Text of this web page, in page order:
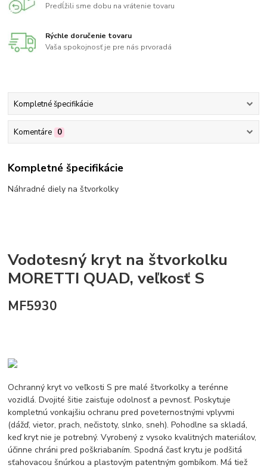
Predĺžili sme dobu na vrátenie tovaru
Rýchle doručenie tovaru
Vaša spokojnosť je pre nás prvoradá
Kompletné špecifikácie
Komentáre 0
Kompletné špecifikácie
Náhradné diely na štvorkolky
Vodotesný kryt na štvorkolku
MORETTI QUAD, veľkosť S
MF5930
Ochranný kryt vo veľkosti S pre malé štvorkolky a terénne
vozidlá. Dvojité šitie zaisťuje odolnosť a pevnosť. Poskytuje
kompletnú vonkajšiu ochranu pred poveternostnými vplyvmi
(dážď, vietor, prach, nečistoty, slnko, sneh). Pohodlne sa skladá,
keď kryt nie je potrebný. Vyrobený z vysoko kvalitných materiálov,
účinne chráni pred poškriabaním. Spodná časť krytu je podšitá
sťahovacou šnúrkou a plastovým patentným gombíkom. Má tiež